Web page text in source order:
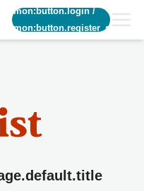
common:button.login/
common:button.register_short